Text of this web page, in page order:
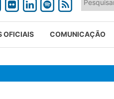
OFICIAIS COMUNICAÇÃO